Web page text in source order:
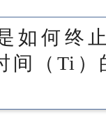
如何终
间（Ti